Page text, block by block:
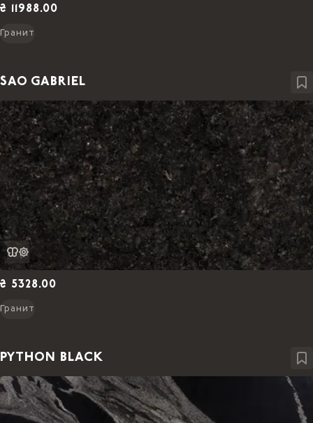
₴ 11988.00
Гранит
SAO GABRIEL
₴ 5328.00
Гранит
PYTHON BLACK